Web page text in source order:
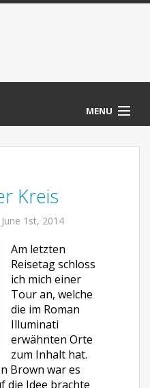
MENU
Kreis
June 1st, 2014
Am letzten
Reisetag schloss
ich mich einer
Tour an, welche
die im Roman
Illuminati
erwähnten Orte
zum Inhalt hat.
Brown war es
die Idee brachte